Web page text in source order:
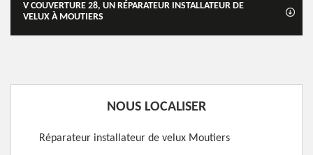
V COUVERTURE 28, UN RÉPARATEUR INSTALLATEUR DE
VELUX À MOUTIERS
NOUS LOCALISER
Réparateur installateur de velux Moutiers